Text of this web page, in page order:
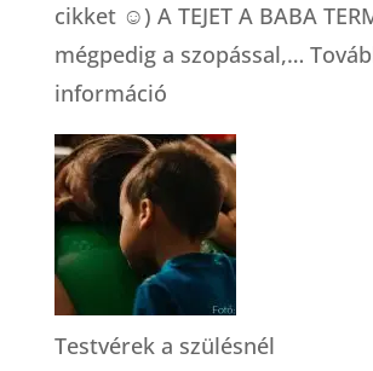
cikket ☺) A TEJET A BABA
mégpedig a szopással,…
információ:
Mitől
lesz
elég
a
tej?
Testvérek a szülésnél